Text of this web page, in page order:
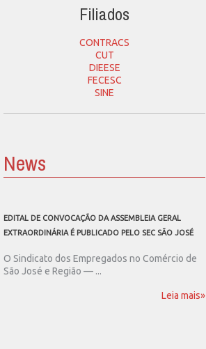
Filiados
CONTRACS
CUT
DIEESE
FECESC
SINE
News
EDITAL DE CONVOCAÇÃO DA ASSEMBLEIA GERAL
EXTRAORDINÁRIA É PUBLICADO PELO SEC SÃO JOSÉ
O Sindicato dos Empregados no Comércio de
São José e Região — ...
Leia mais»